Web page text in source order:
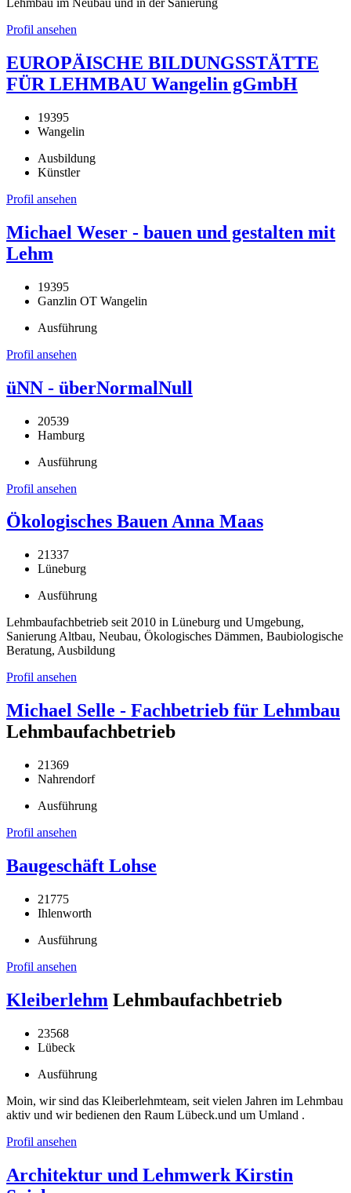
Lehmbau im Neubau und in der Sanierung
Profil ansehen
EUROPÄISCHE BILDUNGSSTÄTTE
FÜR LEHMBAU Wangelin gGmbH
19395
Wangelin
Ausbildung
Künstler
Profil ansehen
Michael Weser - bauen und gestalten mit
Lehm
19395
Ganzlin OT Wangelin
Ausführung
Profil ansehen
üNN - überNormalNull
20539
Hamburg
Ausführung
Profil ansehen
Ökologisches Bauen Anna Maas
21337
Lüneburg
Ausführung
Lehmbaufachbetrieb seit 2010 in Lüneburg und Umgebung,
Sanierung Altbau, Neubau, Ökologisches Dämmen, Baubiologische
Beratung, Ausbildung
Profil ansehen
Michael Selle - Fachbetrieb für Lehmbau
Lehmbaufachbetrieb
21369
Nahrendorf
Ausführung
Profil ansehen
Baugeschäft Lohse
21775
Ihlenworth
Ausführung
Profil ansehen
Kleiberlehm Lehmbaufachbetrieb
23568
Lübeck
Ausführung
Moin, wir sind das Kleiberlehmteam, seit vielen Jahren im Lehmbau
aktiv und wir bedienen den Raum Lübeck.und um Umland .
Profil ansehen
Architektur und Lehmwerk Kirstin